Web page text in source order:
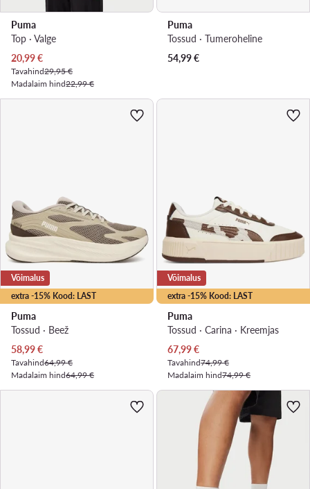
Puma
Top · Valge
Praegune hind
20,99€
Tavahind29,95 €
Madalaim hind22,99 €
Puma
Tossud · Tumeroheline
54,99€
extra -15% Kood: LAST
Võimalus
Puma
Tossud · Beež
Praegune hind
58,99€
Tavahind64,99 €
Madalaim hind64,99 €
extra -15% Kood: LAST
Võimalus
Puma
Tossud · Carina · Kreemjas
Praegune hind
67,99€
Tavahind74,99 €
Madalaim hind74,99 €